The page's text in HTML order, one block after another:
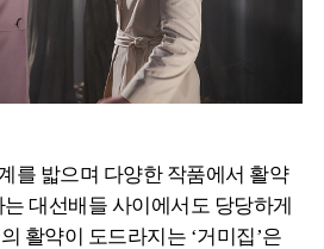
를 밟으며 다양한 작품에서 활약
대선배들 사이에서도 당당하게
활약이 도드라지는 ‘거미집’은